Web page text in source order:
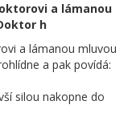
a lámanou
h
a lámanou mluvou
a pak povídá:
silou nakopne do